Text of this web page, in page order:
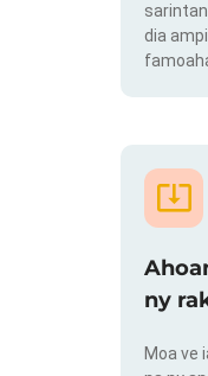
dia
ny
Moa ve